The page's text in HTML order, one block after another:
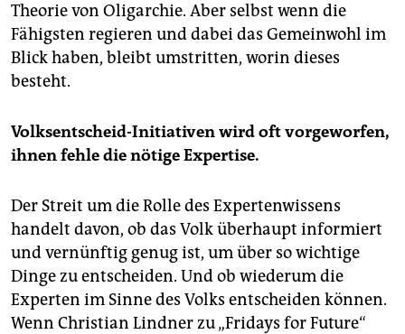
Theorie von Oligarchie. Aber selbst wenn die
Fähigsten regieren und dabei das Gemeinwohl im
Blick haben, bleibt umstritten, worin dieses
besteht.
Volksentscheid-Initiativen wird oft vorgeworfen,
ihnen fehle die nötige Expertise.
Der Streit um die Rolle des Expertenwissens
handelt davon, ob das Volk überhaupt informiert
und vernünftig genug ist, um über so wichtige
Dinge zu entscheiden. Und ob wiederum die
Experten im Sinne des Volks entscheiden können.
Wenn Christian Lindner zu „Fridays for Future“